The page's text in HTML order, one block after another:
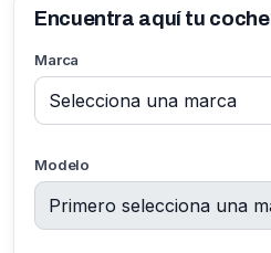
Encuentra aquí tu coche
Marca
Modelo